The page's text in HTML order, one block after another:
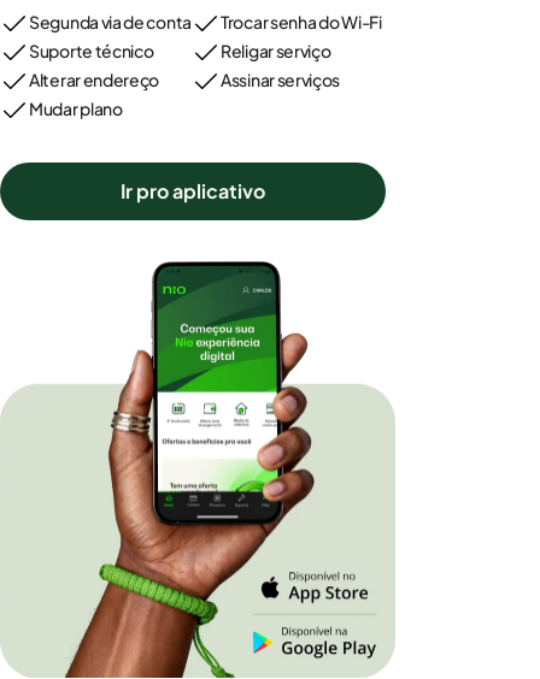
Segunda via de conta
Suporte técnico
Alterar endereço
Mudar plano
Trocar senha do Wi-Fi
Religar serviço
Assinar serviços
Ir pro aplicativo